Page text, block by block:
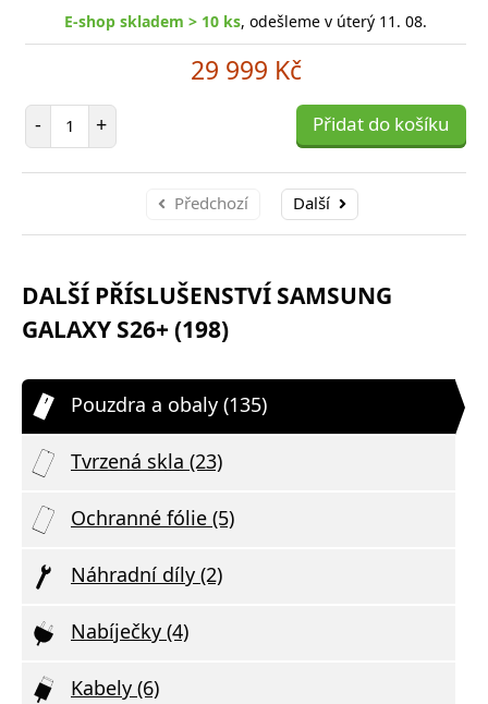
E-shop skladem > 10 ks, odešleme v úterý 11. 08.
29 999 Kč
- Počet položek
+ Přidat do košíku
Předchozí Další
DALŠÍ PŘÍSLUŠENSTVÍ SAMSUNG
GALAXY S26+ (198)
Pouzdra a obaly (135)
Tvrzená skla (23)
Ochranné fólie (5)
Náhradní díly (2)
Nabíječky (4)
Kabely (6)